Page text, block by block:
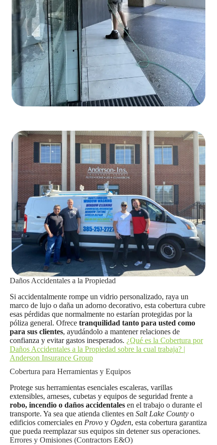
Daños Accidentales a la Propiedad
Si accidentalmente rompe un vidrio personalizado, raya un
marco de lujo o daña un adorno decorativo, esta cobertura cubre
esas pérdidas que normalmente no estarían protegidas por la
póliza general. Ofrece tranquilidad tanto para usted como
para sus clientes, ayudándolo a mantener relaciones de
confianza y evitar gastos inesperados. ¿Qué es la Cobertura por
Daños Accidentales a la Propiedad sobre la cual trabaja? |
Anderson Insurance Group
Cobertura para Herramientas y Equipos
Protege sus herramientas esenciales escaleras, varillas
extensibles, arneses, cubetas y equipos de seguridad frente a
robo, incendio o daños accidentales en el trabajo o durante el
transporte. Ya sea que atienda clientes en Salt Lake County o
edificios comerciales en Provo y Ogden, esta cobertura garantiza
que pueda reemplazar sus equipos sin detener sus operaciones.
Errores y Omisiones (Contractors E&O)